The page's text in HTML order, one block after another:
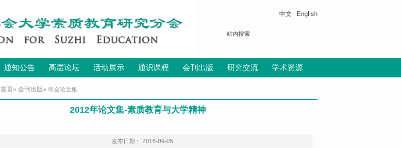
中文 English
通知公告 高层论坛 活动展示 通识课程 会刊出版 研究交流 学术资源
首页» 会刊出版» 年会论文集
2012年论文集-素质教育与大学精神
发布日期： 2016-09-05